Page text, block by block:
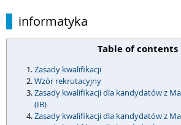
informatyka
Table of contents
Zasady kwalifikacji
Wzór rekrutacyjny
Zasady kwalifikacji dla kandydatów z
(IB)
Zasady kwalifikacji dla kandydatów z